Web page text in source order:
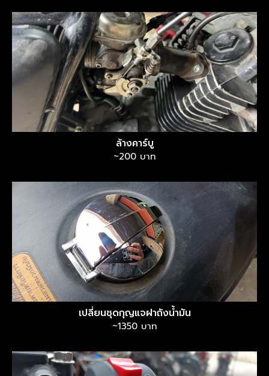
ล้างคาร์บู
~200 บาท
เปลี่ยนชุดกุญแจฝาถังน้ำมัน
~1350 บาท